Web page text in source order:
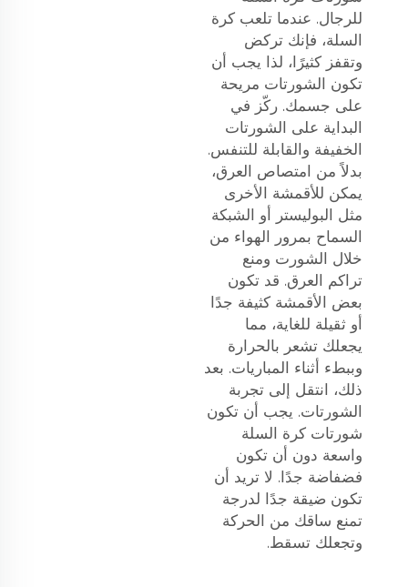
للرجال. عندما تلعب كرة
السلة، فإنك تركض
وتقفز كثيرًا، لذا يجب أن
تكون الشورتات مريحة
على جسمك. ركّز في
البداية على الشورتات
الخفيفة والقابلة للتنفس.
بدلاً من امتصاص العرق،
يمكن للأقمشة الأخرى
مثل البوليستر أو الشبكة
السماح بمرور الهواء من
خلال الشورت ومنع
تراكم العرق. قد تكون
بعض الأقمشة كثيفة جدًا
أو ثقيلة للغاية، مما
يجعلك تشعر بالحرارة
وببطء أثناء المباريات. بعد
ذلك، انتقل إلى تجربة
الشورتات. يجب أن تكون
شورتات كرة السلة
واسعة دون أن تكون
فضفاضة جدًا. لا تريد أن
تكون ضيقة جدًا لدرجة
تمنع ساقك من الحركة
وتجعلك تسقط.